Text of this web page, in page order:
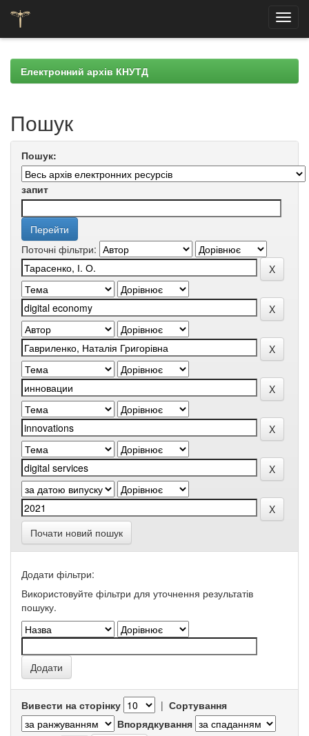
navigationЕлектронний архів КНУТД
Пошук
Пошук:
запит
Поточні фільтри:
Почати новий пошук
Додати фільтри:
Використовуйте фільтри для уточнення результатів
пошуку.
Вивести на сторінку | Сортування
Впорядкування